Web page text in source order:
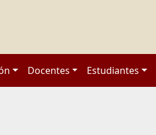
Docentes Estudiantes